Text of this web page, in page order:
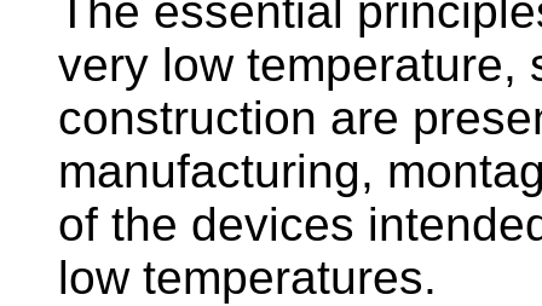
The essential
very low temperature,
construction are
manufacturing,
of the devices
low temperatures.